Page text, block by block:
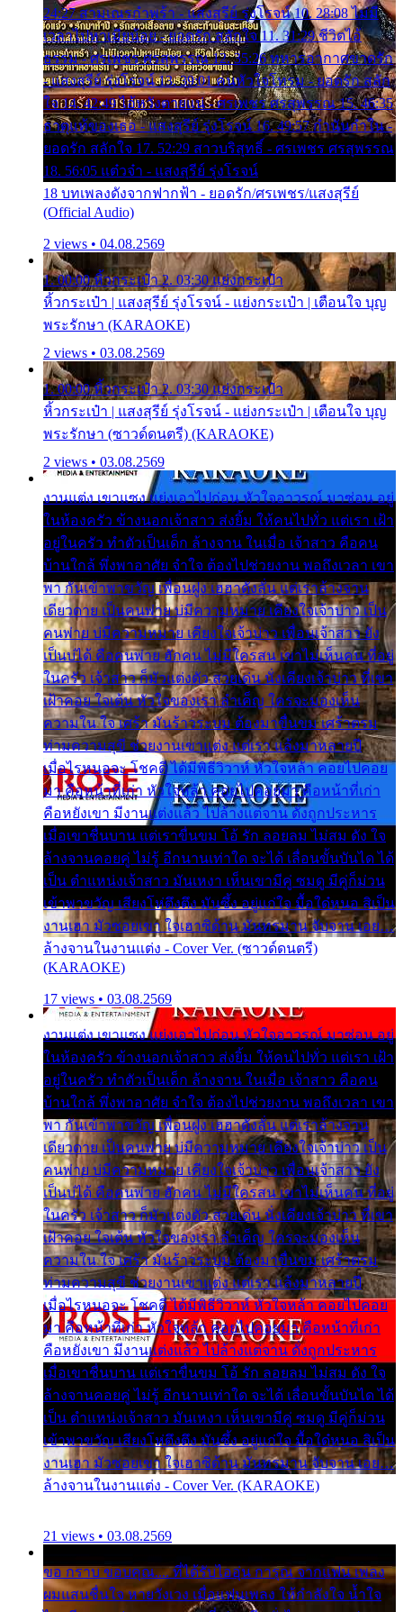
24:27 สามเณรกำพร้า - แสงสุรีย์ รุ่งโรจน์ 10. 28:08 ไม่มี
เวลาไปหาเมียน้อย - ยอดรัก สลักใจ 11. 31:29 ชีวิตไอ้
ธรรม - ศรเพชร ศรสุพรรณ 12. 35:26 ทหารอากาศขาดรัก
- แสงสุรีย์ รุ่งโรจน์ 13. 39:01 คนหัวใจโทรม - ยอดรัก สลัก
ใจ 14. 42:49 ไอ้หวังตายแน่ - ศรเพชร ศรสุพรรณ 15. 46:35
ธาตุแท้ของเธอ - แสงสุรีย์ รุ่งโรจน์ 16. 49:57 กำนันกำใน -
ยอดรัก สลักใจ 17. 52:29 สาวบริสุทธิ์ - ศรเพชร ศรสุพรรณ
18. 56:05 แต๋วจ๋า - แสงสุรีย์ รุ่งโรจน์
18 บทเพลงดังจากฟากฟ้า - ยอดรัก/ศรเพชร/แสงสุรีย์
(Official Audio)
2 views • 04.08.2569
1. 00:00 หิ้วกระเป๋า 2. 03:30 แย่งกระเป๋า
หิ้วกระเป๋า | แสงสุรีย์ รุ่งโรจน์ - แย่งกระเป๋า | เตือนใจ บุญ
พระรักษา (KARAOKE)
2 views • 03.08.2569
1. 00:00 หิ้วกระเป๋า 2. 03:30 แย่งกระเป๋า
หิ้วกระเป๋า | แสงสุรีย์ รุ่งโรจน์ - แย่งกระเป๋า | เตือนใจ บุญ
พระรักษา (ซาวด์ดนตรี) (KARAOKE)
2 views • 03.08.2569
งานแต่ง เขาแซง แย่งเอาไปก่อน หัวใจอาวรณ์ มาซ่อน อยู่
ในห้องครัว ข้างนอกเจ้าสาว ส่งยิ้ม ให้คนไปทั่ว แต่เรา เฝ้า
อยู่ในครัว ทำตัวเป็นเด็ก ล้างจาน ในเมื่อ เจ้าสาว คือคน
บ้านใกล้ พึ่งพาอาศัย จำใจ ต้องไปช่วยงาน พอถึงเวลา เขา
พา กันเข้าพาขวัญ เพื่อนฝูง เฮฮาดังลั่น แต่เราล้างจาน
เดียวดาย เป็นคนพ่าย บ่มีความหมาย เคียงใจเจ้าบ่าว เป็น
คนพ่าย บ่มีความหมาย เคียงใจเจ้าบ่าว เพื่อนเจ้าสาว ยัง
เป็นบ่ได้ คือคนพ่าย ฮักคน ไม่มีใครสน เขาไม่เห็นคน ที่อยู่
ในครัว เจ้าสาว ก็มัวแต่งตัว สวยเด่น นั่งเคียงเจ้าบ่าว ที่เขา
เฝ้าคอย ใจเต้น หัวใจของเรา ลำเค็ญ ใครจะมองเห็น
ความใน ใจ เศร้า มันร้าวระบม ต้องมาขื่นขม เศร้าตรม
ท่ามความสุขี ช่วยงานเขาแต่ง แต่เรา แล้งมาหลายปี
เมื่อไรหนอจะ โชคดี ได้มีพิธีวิวาห์ หัวใจหล้า คอยไปคอย
มา คือหน้าที่เก่า หัวใจหล้า คอยไปคอยมา คือหน้าที่เก่า
คือหยังเขา มีงานแต่งแล้ว ไปล้างแต่จาน ดั่งถูกประหาร
เมื่อเขาชื่นบาน แต่เราขื่นขม โอ้ รัก ลอยลม ไม่สม ดัง ใจ
ล้างจานคอยคู่ ไม่รู้ อีกนานเท่าใด จะได้ เลื่อนขั้นบันได ได้
เป็น ตำแหน่งเจ้าสาว มันเหงา เห็นเขามีคู่ ซมดู มีคู่ก็ม่วน
เข้าพาขวัญ เสียงโห่ตึงตึง มันซึ้ง อยู่แก่ใจ มื้อใด๋หนอ สิเป็น
งานเฮา มัวซอยเขา ใจเฮาซิด้าน มันทรมาน จับจาน เอย…
ล้างจานในงานแต่ง - Cover Ver. (ซาวด์ดนตรี)
(KARAOKE)
17 views • 03.08.2569
งานแต่ง เขาแซง แย่งเอาไปก่อน หัวใจอาวรณ์ มาซ่อน อยู่
ในห้องครัว ข้างนอกเจ้าสาว ส่งยิ้ม ให้คนไปทั่ว แต่เรา เฝ้า
อยู่ในครัว ทำตัวเป็นเด็ก ล้างจาน ในเมื่อ เจ้าสาว คือคน
บ้านใกล้ พึ่งพาอาศัย จำใจ ต้องไปช่วยงาน พอถึงเวลา เขา
พา กันเข้าพาขวัญ เพื่อนฝูง เฮฮาดังลั่น แต่เราล้างจาน
เดียวดาย เป็นคนพ่าย บ่มีความหมาย เคียงใจเจ้าบ่าว เป็น
คนพ่าย บ่มีความหมาย เคียงใจเจ้าบ่าว เพื่อนเจ้าสาว ยัง
เป็นบ่ได้ คือคนพ่าย ฮักคน ไม่มีใครสน เขาไม่เห็นคน ที่อยู่
ในครัว เจ้าสาว ก็มัวแต่งตัว สวยเด่น นั่งเคียงเจ้าบ่าว ที่เขา
เฝ้าคอย ใจเต้น หัวใจของเรา ลำเค็ญ ใครจะมองเห็น
ความใน ใจ เศร้า มันร้าวระบม ต้องมาขื่นขม เศร้าตรม
ท่ามความสุขี ช่วยงานเขาแต่ง แต่เรา แล้งมาหลายปี
เมื่อไรหนอจะ โชคดี ได้มีพิธีวิวาห์ หัวใจหล้า คอยไปคอย
มา คือหน้าที่เก่า หัวใจหล้า คอยไปคอยมา คือหน้าที่เก่า
คือหยังเขา มีงานแต่งแล้ว ไปล้างแต่จาน ดั่งถูกประหาร
เมื่อเขาชื่นบาน แต่เราขื่นขม โอ้ รัก ลอยลม ไม่สม ดัง ใจ
ล้างจานคอยคู่ ไม่รู้ อีกนานเท่าใด จะได้ เลื่อนขั้นบันได ได้
เป็น ตำแหน่งเจ้าสาว มันเหงา เห็นเขามีคู่ ซมดู มีคู่ก็ม่วน
เข้าพาขวัญ เสียงโห่ตึงตึง มันซึ้ง อยู่แก่ใจ มื้อใด๋หนอ สิเป็น
งานเฮา มัวซอยเขา ใจเฮาซิด้าน มันทรมาน จับจาน เอย…
ล้างจานในงานแต่ง - Cover Ver. (KARAOKE)
21 views • 03.08.2569
ขอ กราบ ขอบคุณ.... ที่ได้รับไออุ่น การุณ จากแฟน เพลง
ผมแสนชื่นใจ หายวังเวง เมื่อแฟนเพลง ให้กำลังใจ น้ำใจ